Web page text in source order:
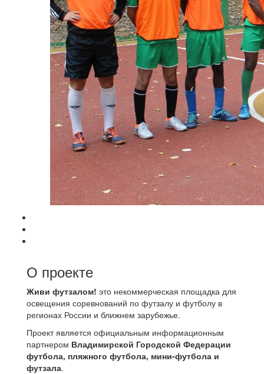
О проекте
Живи футзалом! это некоммерческая площадка для
освещения соревнований по футзалу и футболу в
регионах России и ближнем зарубежье.
Проект является официальным информационным
партнером Владимирской Городской Федерации
футбола, пляжного футбола, мини-футбола и
футзала.